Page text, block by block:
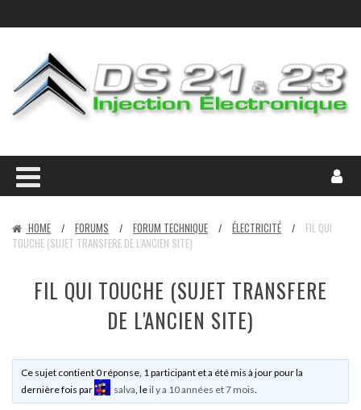
HOME / FORUMS / FORUM TECHNIQUE / ÉLECTRICITÉ /
FIL QUI
TOUCHE (SUJET TRANSFERE DE L'ANCIEN SITE)
FIL QUI TOUCHE (SUJET TRANSFERE
DE L'ANCIEN SITE)
Ce sujet contient 0 réponse, 1 participant et a été mis à jour pour la
dernière fois par
salva , leil y a 10 années et 7 mois